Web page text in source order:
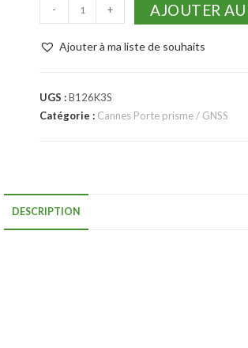
- + AJOUTER
Ajouter à ma liste de souhaits
UGS :B126K3S
Catégorie : Cannes Porte prisme / GNSS
DESCRIPTION